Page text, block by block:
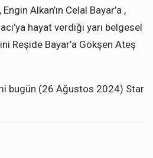
Alkan’ın Celal Bayar’a ,
hayat verdiği yarı belgesel
Reşide Bayar’a Gökşen Ateş
bugün (26 Ağustos 2024) Star